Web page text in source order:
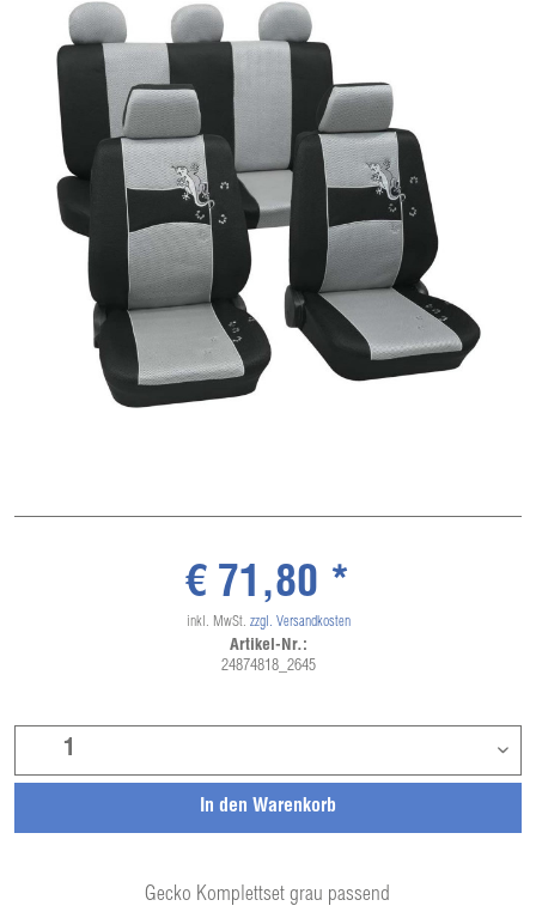
Gecko Komplettset grau passend
In den Warenkorb
€ 71,80 *
inkl. MwSt. zzgl. Versandkosten
Artikel-Nr.:
24874818_2645